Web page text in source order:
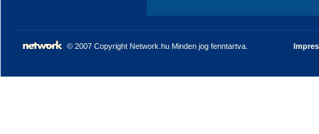
© 2007 Copyright Network.hu Minden jog fenntartva.